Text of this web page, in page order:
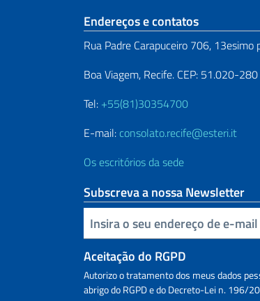
Seção de
Endereços e contatos
Rua Padre Carapuceiro 706, 13esimo
Boa Viagem, Recife. CEP: 51.020-280
Tel: +55(81)30354700
E-mail: consolato.recife@esteri.it
Os escritórios da sede
Subscreva a nossa Newsletter
Inserisci la tua email
Aceitação do RGPD
Autorizo o tratamento dos meus dados
abrigo do RGPD e do Decreto-Lei n. 196/